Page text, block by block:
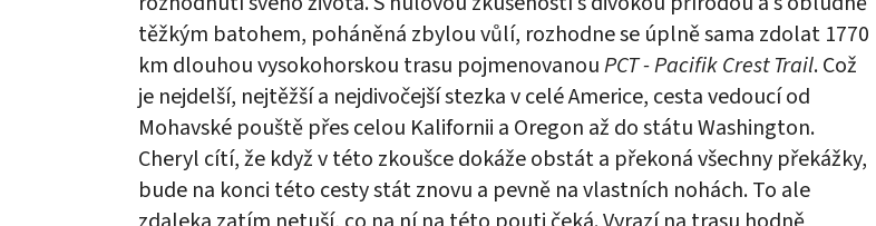
těžkým batohem, poháněná zbylou vůlí, rozhodne se úplně sama zdolat 1770
km dlouhou vysokohorskou trasu pojmenovanouPCT - Pacifik Crest Trail. Což
je nejdelší, nejtěžší a nejdivočejší stezka v celé Americe, cesta vedoucí od
Mohavské pouště přes celou Kalifornii a Oregon až do státu Washington.
Cheryl cítí, že když v této zkoušce dokáže obstát a překoná všechny překážky,
bude na konci této cesty stát znovu a pevně na vlastních nohách. To ale